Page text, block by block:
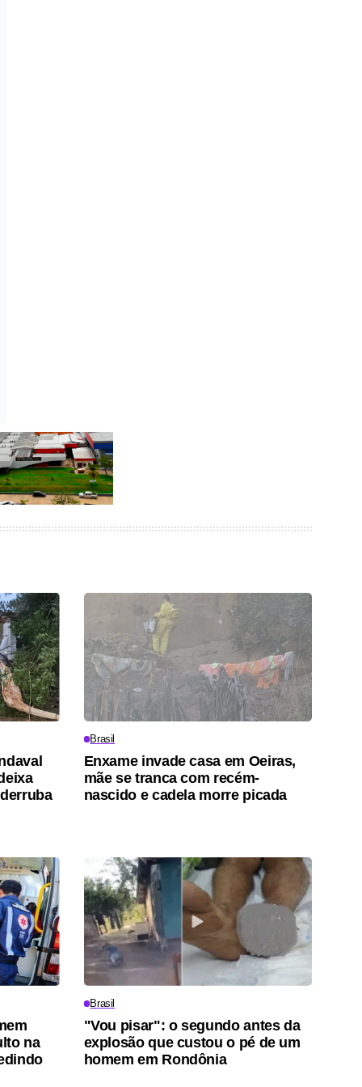
Brasil
Enxame invade casa em Oeiras,
mãe se tranca com recém-
nascido e cadela morre picada
na
Brasil
"Vou pisar": o segundo antes da
explosão que custou o pé de um
homem em Rondônia